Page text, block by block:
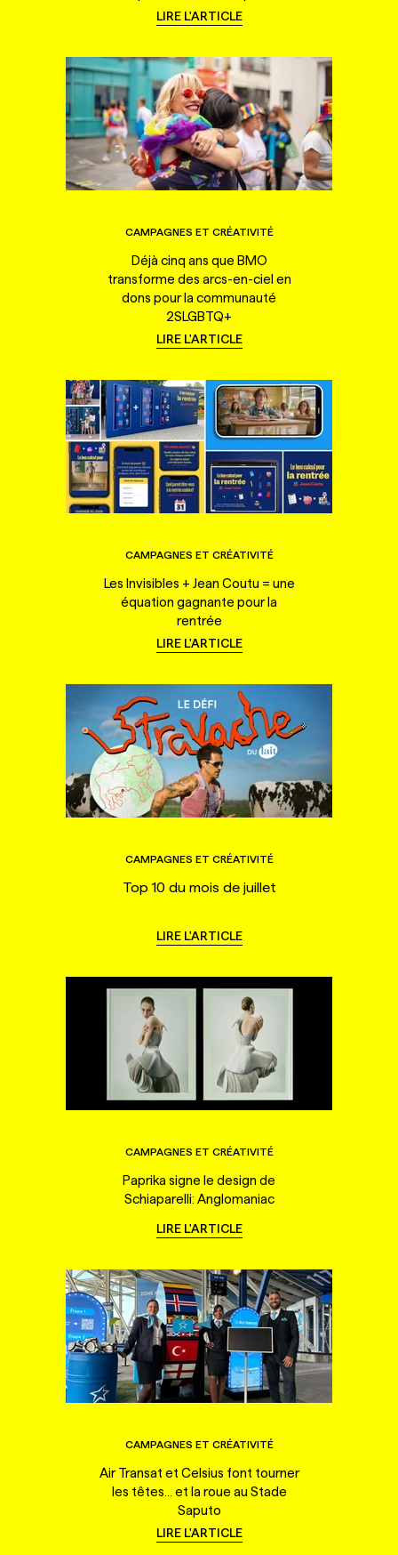
LIRE L'ARTICLE
CAMPAGNES ET CRÉATIVITÉ
Déjà cinq ans que BMO
transforme des arcs-en-ciel en
dons pour la communauté
2SLGBTQ+
LIRE L'ARTICLE
CAMPAGNES ET CRÉATIVITÉ
Les Invisibles + Jean Coutu = une
équation gagnante pour la
rentrée
LIRE L'ARTICLE
CAMPAGNES ET CRÉATIVITÉ
Top 10 du mois de juillet
LIRE L'ARTICLE
CAMPAGNES ET CRÉATIVITÉ
Paprika signe le design de
Schiaparelli: Anglomaniac
LIRE L'ARTICLE
CAMPAGNES ET CRÉATIVITÉ
Air Transat et Celsius font tourner
les têtes... et la roue au Stade
Saputo
LIRE L'ARTICLE